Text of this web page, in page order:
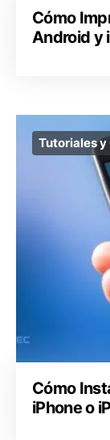
Cómo
Android y
Tutoriales y
Cómo
iPhone o